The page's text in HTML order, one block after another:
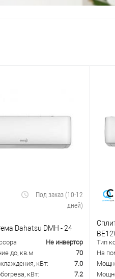
Под заказ (10-12
дней)
Dahatsu DMH - 24
Не инвертор
до, кв.м
70
кВт:
7.0
кВт:
7.2
Тип
На